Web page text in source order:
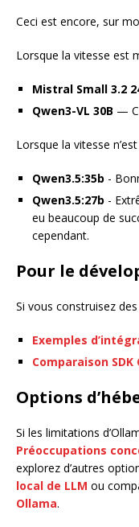
Ceci est encore, sur
Lorsque la vitesse est
Mistral Small 3.2
Qwen3-VL 30B —
Lorsque la vitesse
Qwen3.5:35b -
Qwen3.5:27b -
eu beaucoup de
cependant.
Pour le
Si vous construisez
Exemples
Comparaison SDK
Options
Si les limitations
Préoccupations
explorez d’autres
local de LLM ou
Ollama.